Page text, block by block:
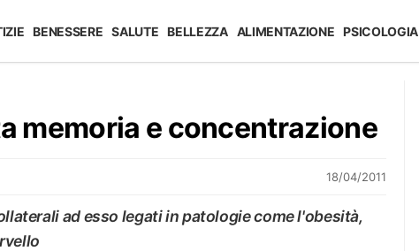
BENESSERE SALUTE BELLEZZA ALIMENTAZIONE PSICOLOGIA
memoria e concentrazione
18/04/2011
ad esso legati in patologie come l'obesità,